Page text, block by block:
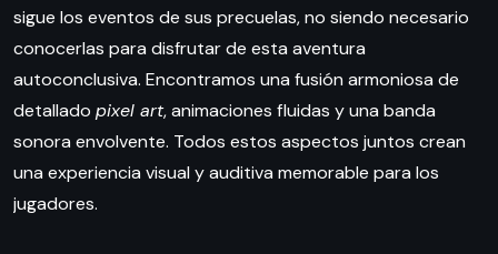
sigue los eventos de sus precuelas, no siendo necesario
conocerlas para disfrutar de esta aventura
autoconclusiva. Encontramos una fusión armoniosa de
detallado pixel art, animaciones fluidas y una banda
sonora envolvente. Todos estos aspectos juntos crean
una experiencia visual y auditiva memorable para los
jugadores.